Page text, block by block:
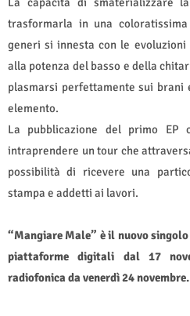
trasformarla in una
generi si innesta con le
alla potenza del basso e della
plasmarsi perfettamente sui
elemento.
La pubblicazione del primo EP
intraprendere un tour che
possibilità di ricevere una
stampa e addetti ai lavori.
“Mangiare Male” è il nuovo
piattaforme digitali dal 17
radiofonica da venerdì 24 novembre.